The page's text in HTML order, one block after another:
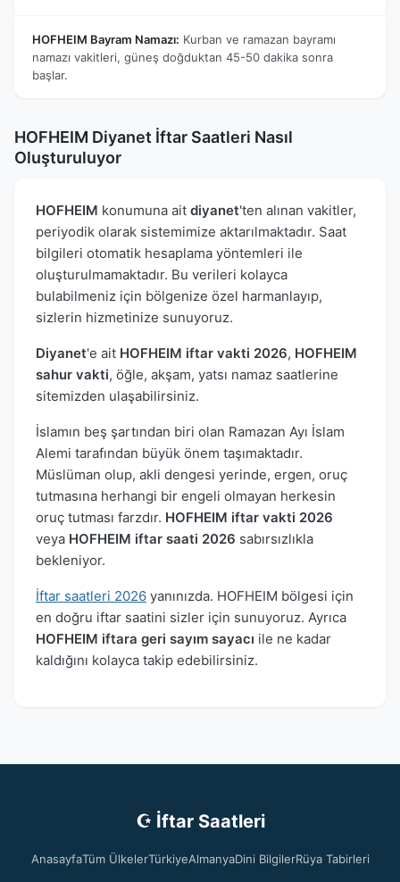
HOFHEIM Bayram Namazı: Kurban ve ramazan bayramı
namazı vakitleri, güneş doğduktan 45-50 dakika sonra
başlar.
HOFHEIM Diyanet İftar Saatleri Nasıl
Oluşturuluyor
HOFHEIM konumuna ait diyanet'ten alınan vakitler,
periyodik olarak sistemimize aktarılmaktadır. Saat
bilgileri otomatik hesaplama yöntemleri ile
oluşturulmamaktadır. Bu verileri kolayca
bulabilmeniz için bölgenize özel harmanlayıp,
sizlerin hizmetinize sunuyoruz.
Diyanet'e ait HOFHEIM iftar vakti 2026, HOFHEIM
sahur vakti, öğle, akşam, yatsı namaz saatlerine
sitemizden ulaşabilirsiniz.
İslamın beş şartından biri olan Ramazan Ayı İslam
Alemi tarafından büyük önem taşımaktadır.
Müslüman olup, akli dengesi yerinde, ergen, oruç
tutmasına herhangi bir engeli olmayan herkesin
oruç tutması farzdır. HOFHEIM iftar vakti 2026
veya HOFHEIM iftar saati 2026 sabırsızlıkla
bekleniyor.
İftar saatleri 2026 yanınızda. HOFHEIM bölgesi için
en doğru iftar saatini sizler için sunuyoruz. Ayrıca
HOFHEIM iftara geri sayım sayacı ile ne kadar
kaldığını kolayca takip edebilirsiniz.
☪ İftar Saatleri
AnasayfaTüm ÜlkelerTürkiyeAlmanyaDini BilgilerRüya Tabirleri